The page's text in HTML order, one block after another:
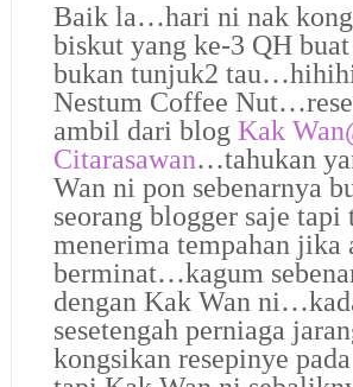
Baik la…hari ni nak
biskut yang ke-3 QH
bukan tunjuk2
Nestum Coffee
ambil dari blog Kak
Citarasawan…tahukan
Wan ni pon sebenarnya
seorang blogger saje tapi
menerima tempahan jika
berminat…kagum
dengan Kak Wan
sesetengah perniaga
kongsikan resepinye